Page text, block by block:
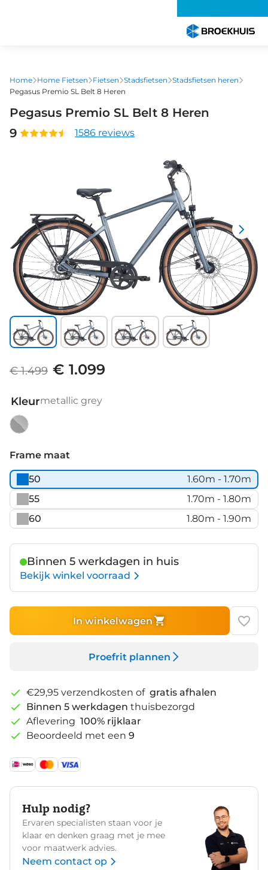
gaan
Home Home Fietsen Fietsen Stadsfietsen Stadsfietsen heren
Pegasus Premio SL Belt 8 Heren
Pegasus Premio SL Belt 8 Heren
9
1586 reviews
€ 1.499 € 1.099
Kleurmetallic grey
grey
Frame maat
50
1.60m - 1.70m
55
1.70m - 1.80m
60
1.80m - 1.90m
Binnen 5 werkdagen in huis
Bekijk winkel voorraad
In winkelwagen
Proefrit plannen
€29,95 verzendkosten of gratis afhalen
Binnen 5 werkdagen thuisbezorgd
Aflevering 100% rijklaar
Beoordeeld met een 9
Hulp nodig?
Ervaren specialisten staan voor je
klaar en denken graag met je mee
voor maatwerk advies.
Neem contact op